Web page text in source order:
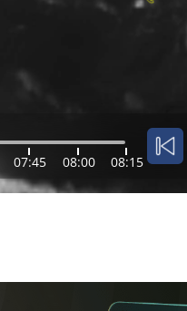
07:45 08:00 08:15